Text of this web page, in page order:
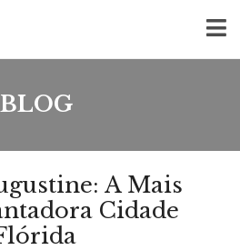
BLOG
A Mais
Cidade